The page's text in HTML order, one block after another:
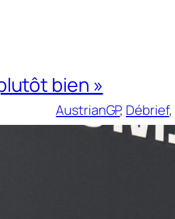
bien »
AustrianGP, Débrief,